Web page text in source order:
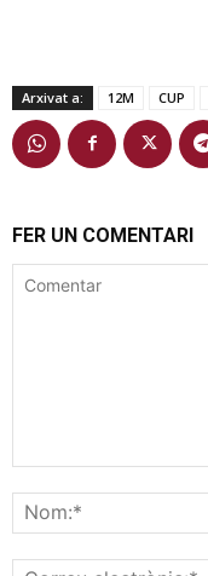
Arxivat a: 12M CUP
FER UN COMENTARI